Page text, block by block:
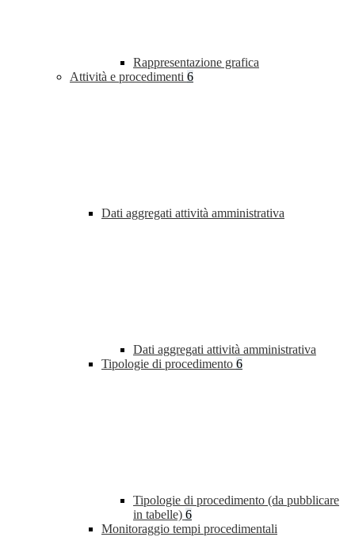
Rappresentazione grafica
Attività e procedimenti 6
Dati aggregati attività amministrativa
Dati aggregati attività amministrativa
Tipologie di procedimento 6
Tipologie di procedimento (da pubblicare
in tabelle) 6
Monitoraggio tempi procedimentali